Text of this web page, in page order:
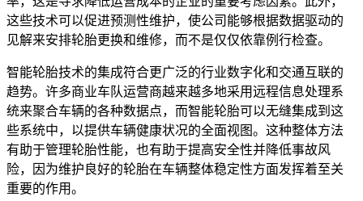
这些技术可以促进预测性维护，使公司能够根据数据驱动的
见解来安排轮胎更换和维修，而不是仅仅依靠例行检查。
智能轮胎技术的集成符合更广泛的行业数字化和交通互联的
趋势。许多商业车队运营商越来越多地采用远程信息处理系
统来聚合车辆的各种数据点，而智能轮胎可以无缝集成到这
些系统中，以提供车辆健康状况的全面视图。这种整体方法
有助于管理轮胎性能，也有助于提高安全性并降低事故风
险，因为维护良好的轮胎在车辆整体稳定性方面发挥着至关
重要的作用。